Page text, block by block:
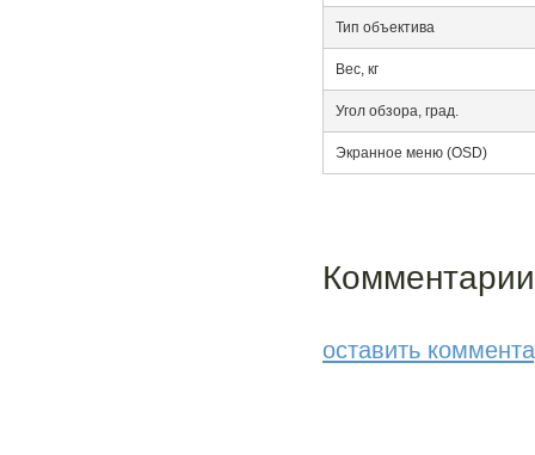
Тип объектива
Вес, кг
Угол обзора, град.
Экранное меню (OSD)
оставить